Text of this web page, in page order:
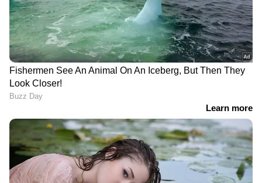
അഭ്യൂഹങ്ങൾക്കിടെയാണ് മമത പാർട്ടി
ടിക്കറ്റിൽ മത്സരിച്ചവരുമായി കൂടിക്കാഴ്ച
നടത്തിയത്. പശ്ചിമ ബംഗാളിൽ തുടർച്ചയായ
മൂന്നു തവണ അധികാരത്തിലിരുന്ന തൃണമൂൽ
കോൺഗ്രസിന് ഇത്തവണ നടന്ന
തെരഞ്ഞെടുപ്പിൽ കനത്ത പ്രഹരമാണ് ഏറ്റത്.
293 സീറ്റുകളിലേക്ക് നടന്ന തെരഞ്ഞെടുപ്പിൽ
പാർട്ടിക്ക് 80 സീറ്റുകളിൽ മാത്രമാണ്
വിജയിക്കാനായത്. സംസ്ഥാന ഭരണം
നഷ്ടപ്പെട്ടതിന് പുറമേ, മുഖ്യമന്ത്രിയായിരുന്ന
മമത ബാനർജി ഭവാനിപുരിൽ പരാജയപ്പെട്ടതും